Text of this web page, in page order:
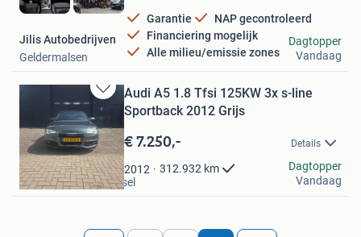
Garantie
NAP gecontroleerd
Financiering mogelijk
Alle milieu/emissie zones
Jilis Autobedrijven
Geldermalsen
Dagtopper
Vandaag
Bewaren
in
Mijn
Favorieten
Audi A5 1.8 Tfsi 125KW 3x s-line
Sportback 2012 Grijs
€ 7.250,- Details
2012 312.932 km
Rietveld
Krimpen aan den IJssel
Dagtopper
Vandaag